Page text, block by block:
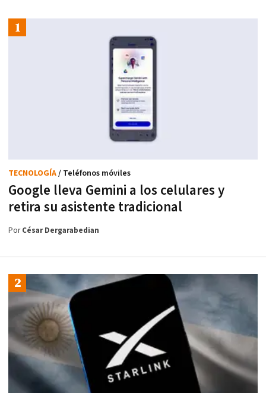
Google lleva Gemini a los celulares y
retira su asistente tradicional
TECNOLOGÍA/ Teléfonos móviles
PorCésar Dergarabedian